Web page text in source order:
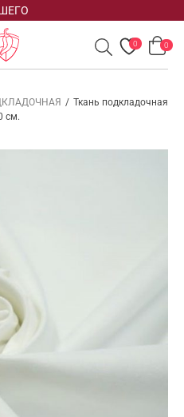
0 0
/ Ткань подкладочная
см.